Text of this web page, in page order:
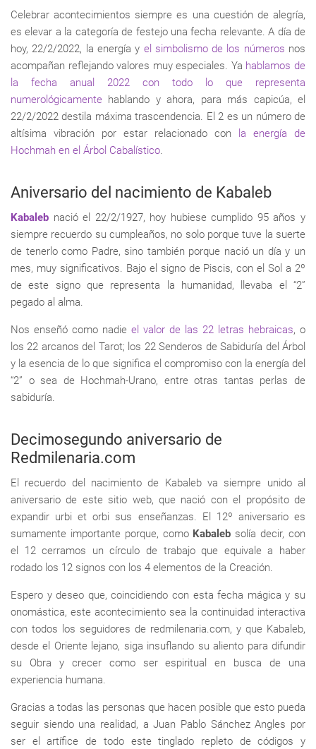
Celebrar acontecimientos siempre es una cuestión de alegría,
es elevar a la categoría de festejo una fecha relevante. A día de
hoy, 22/2/2022, la energía y el simbolismo de los números nos
acompañan reflejando valores muy especiales. Ya hablamos de
la fecha anual 2022 con todo lo que representa
numerológicamente hablando y ahora, para más capicúa, el
22/2/2022 destila máxima trascendencia. El 2 es un número de
altísima vibración por estar relacionado con
la energía de
Hochmah en el Árbol Cabalístico.
Aniversario del nacimiento de Kabaleb
Kabaleb nació el 22/2/1927, hoy hubiese cumplido 95 años y
siempre recuerdo su cumpleaños, no solo porque tuve la suerte
de tenerlo como Padre, sino también porque nació un día y un
mes, muy significativos. Bajo el signo de Piscis, con el Sol a 2º
de este signo que representa la humanidad, llevaba el “2”
pegado al alma.
Nos enseñó como nadie el valor de las 22 letras hebraicas, o
los 22 arcanos del Tarot; los 22 Senderos de Sabiduría del Árbol
y la esencia de lo que significa el compromiso con la energía del
“2” o sea de Hochmah-Urano, entre otras tantas perlas de
sabiduría.
Decimosegundo aniversario de
Redmilenaria.com
El recuerdo del nacimiento de Kabaleb va siempre unido al
aniversario de este sitio web, que nació con el propósito de
expandir urbi et orbi sus enseñanzas. El 12º aniversario es
sumamente importante porque, como Kabaleb solía decir, con
el 12 cerramos un círculo de trabajo que equivale a haber
rodado los 12 signos con los 4 elementos de la Creación.
Espero y deseo que, coincidiendo con esta fecha mágica y su
onomástica, este acontecimiento sea la continuidad interactiva
con todos los seguidores de redmilenaria.com, y que Kabaleb,
desde el Oriente lejano, siga insuflando su aliento para difundir
su Obra y crecer como ser espiritual en busca de una
experiencia humana.
Gracias a todas las personas que hacen posible que esto pueda
seguir siendo una realidad, a Juan Pablo Sánchez Angles por
ser el artífice de todo este tinglado repleto de códigos y